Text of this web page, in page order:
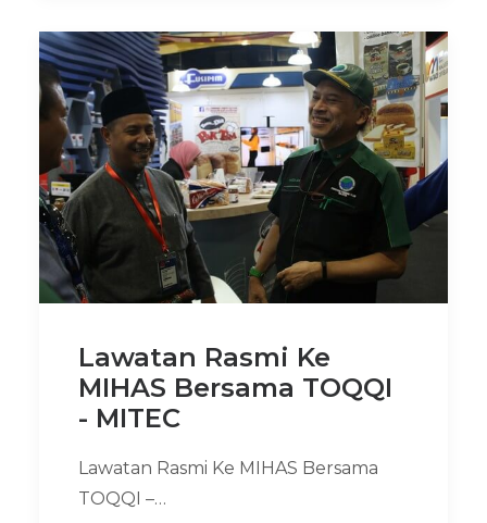
Lawatan Rasmi Ke
MIHAS Bersama TOQQI
- MITEC
Lawatan Rasmi Ke MIHAS Bersama
TOQQI –…